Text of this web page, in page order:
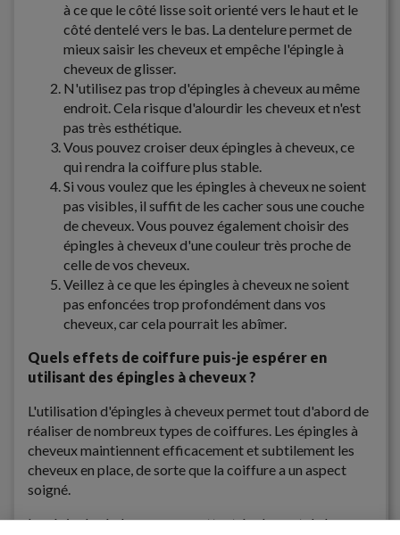
à ce que le côté lisse soit orienté vers le haut et le
côté dentelé vers le bas. La dentelure permet de
mieux saisir les cheveux et empêche l'épingle à
cheveux de glisser.
N'utilisez pas trop d'épingles à cheveux au même
endroit. Cela risque d'alourdir les cheveux et n'est
pas très esthétique.
Vous pouvez croiser deux épingles à cheveux, ce
qui rendra la coiffure plus stable.
Si vous voulez que les épingles à cheveux ne soient
pas visibles, il suffit de les cacher sous une couche
de cheveux. Vous pouvez également choisir des
épingles à cheveux d'une couleur très proche de
celle de vos cheveux.
Veillez à ce que les épingles à cheveux ne soient
pas enfoncées trop profondément dans vos
cheveux, car cela pourrait les abîmer.
Quels effets de coiffure puis-je espérer en
utilisant des épingles à cheveux ?
L'utilisation d'épingles à cheveux permet tout d'abord de
réaliser de nombreux types de coiffures. Les épingles à
cheveux maintiennent efficacement et subtilement les
cheveux en place, de sorte que la coiffure a un aspect
soigné.
Les épingles à cheveux permettent également de brosser